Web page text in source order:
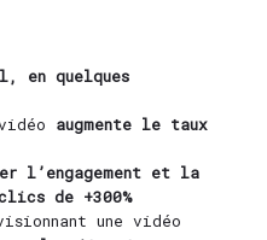
en quelques
augmente le taux
l’engagement et la
clics de +300%
une vidéo